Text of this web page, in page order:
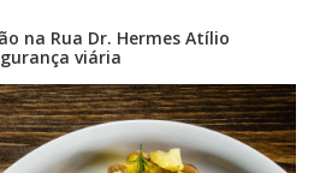
na Rua Dr. Hermes Atílio
viária